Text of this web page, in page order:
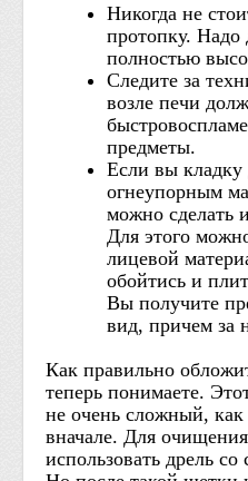
Никогда не
протопку. Надо
полностью
Следите за
возле печи
предметы.
Если вы кладку
огнеупорным
можно сделать
Для этого
лицевой
обойтись и
Вы получите
вид, причем за
Как правильно
теперь понимаете.
не очень сложный, как
вначале. Для
использовать дрель